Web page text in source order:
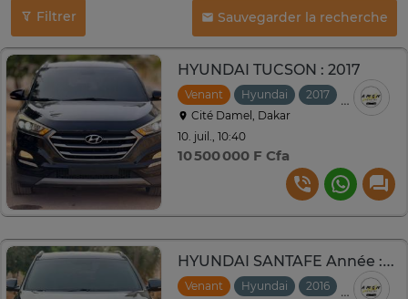
Filtrer Sauvegarder la recherche
HYUNDAI TUCSON : 2017
Venant Hyundai 2017
Cité Damel, Dakar
10. juil., 10:40
10 500 000 F Cfa
HYUNDAI SANTAFE Année : 2016-2017
Venant Hyundai 2016